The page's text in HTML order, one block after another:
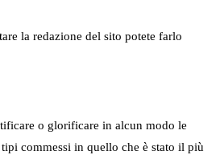
la redazione del sito potete farlo
o glorificare in alcun modo le
commessi in quello che è stato il più